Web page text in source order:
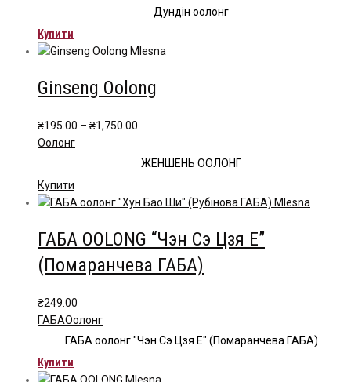
Дундін оолонг
Купити
Ginseng Oolong
₴195.00 – ₴1,750.00
₴195.00
Oолонг
ЖЕНШЕНЬ ООЛОНГ
Купити
товар
кілька
Параметри
вибрати
на
сторінці
ГАБА OOLONG “Чэн Сэ Цзя Е”
(Помаранчева ГАБА)
₴249.00
ГАБАOолонг
ГАБА оолонг "Чэн Сэ Цзя Е" (Помаранчева ГАБА)
Купити